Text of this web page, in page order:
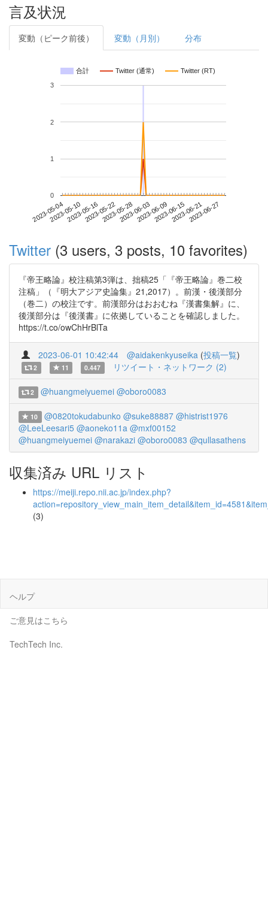
言及状況
変動（ピーク前後） 変動（月別） 分布
合計 Twitter (通常) Twitter (RT)
2023-05-042023-05-102023-05-162023-05-222023-05-282023-06-032023-06-092023-06-152023-06-212023-06-27
0
1
2
3
Twitter (3 users, 3 posts, 10 favorites)
『帝王略論』校注稿第3弾は、拙稿25「『帝王略論』巻二校
注稿」（『明大アジア史論集』21,2017）。前漢・後漢部分
（巻二）の校注です。前漢部分はおおむね『漢書集解』に、
後漢部分は『後漢書』に依拠していることを確認しました。
https://t.co/owChHrBlTa
2023-06-01 10:42:44 @aidakenkyuseika (投稿一覧)
2 11 0.447 リツイート・ネットワーク (2)
2 @huangmeiyuemei @oboro0083
10 @0820tokudabunko @suke88887 @histrist1976
@LeeLeesari5 @aoneko11a @mxf00152
@huangmeiyuemei @narakazi @oboro0083 @qullasathens
収集済み URL リスト
https://meiji.repo.nii.ac.jp/index.php?
(3)
ヘルプ
ご意見はこちら
TechTech Inc.